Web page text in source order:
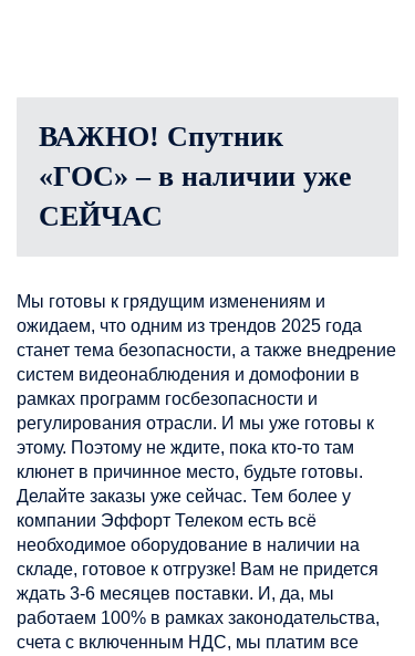
ВАЖНО! Спутник
«ГОС» – в наличии уже
СЕЙЧАС
Мы готовы к грядущим изменениям и
ожидаем, что одним из трендов 2025 года
станет тема безопасности, а также внедрение
систем видеонаблюдения и домофонии в
рамках программ госбезопасности и
регулирования отрасли. И мы уже готовы к
этому. Поэтому не ждите, пока кто-то там
клюнет в причинное место, будьте готовы.
Делайте заказы уже сейчас. Тем более у
компании Эффорт Телеком есть всё
необходимое оборудование в наличии на
складе, готовое к отгрузке! Вам не придется
ждать 3-6 месяцев поставки. И, да, мы
работаем 100% в рамках законодательства,
счета с включенным НДС, мы платим все